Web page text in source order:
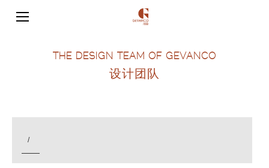
THE DESIGN TEAM OF GEVANCO
设计团队
/